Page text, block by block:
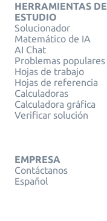
HERRAMIENTAS DE
ESTUDIO
Solucionador
Matemático de IA
AI Chat
Problemas populares
Hojas de trabajo
Hojas de referencia
Calculadoras
Calculadora gráfica
Verificar solución
EMPRESA
Contáctanos
Español